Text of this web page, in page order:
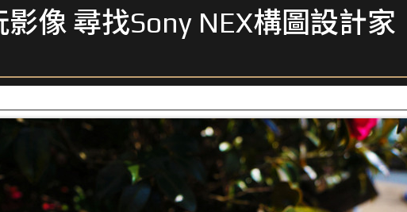
像 尋找Sony NEX構圖設計家